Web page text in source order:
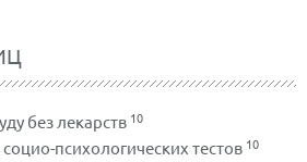
без лекарств 10
психологических тестов 10